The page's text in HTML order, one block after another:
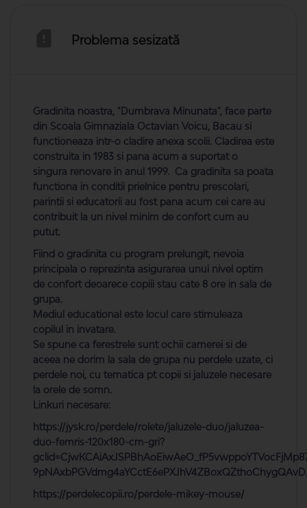
Problema sesizată
Gradinita noastra, "Dumbrava Minunata", face parte
din Scoala Gimnaziala Octavian Voicu, Bacau si
functioneaza intr-o cladire anexa scolii. Cladirea este
construita in 1983 si pana acum a suportat o
singura renovare in anul 1999. Ca gradinita sa poata
functiona in conditii prielnice pentru prescolari,
parintii si educatorii au fost pana acum cei care au
contribuit la un nivel minim de confort cum au
putut.
Fiind o gradinita cu program prelungit, nevoia
principala o reprezinta asigurarea unui nivel optim
de confort deoarece copiii stau cate 8 ore in sala de
grupa.
Mediul educational este locul care stimuleaza
copilul in invatare.
Se spune ca ferestrele sunt ochii camerei si de
aceea ne dorim la sala de grupa nu perdele uzate, ci
perdele noi, cu tematica pt copii si jaluzele necesare
la orele de somn.
Linkuri necesare:
https://jysk.ro/perdele/rolete/jaluzele-duo/jaluzea-
duo-femris-120x180-cm-gri?
https://perdelecopii.ro/perdele-mikey-mouse/